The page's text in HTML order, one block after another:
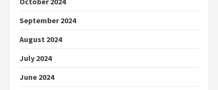
September 2024
August 2024
July 2024
June 2024